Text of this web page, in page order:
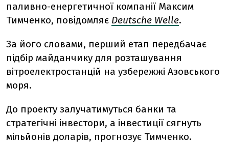
паливно-енергетичної компанії Максим
Тимченко, повідомляє Deutsche Welle.
За його словами, перший етап передбачає
підбір майданчику для розташування
вітроелектростанцій на узбережжі Азовського
моря.
До проекту залучатимуться банки та
стратегічні інвестори, а інвестиції сягнуть
мільйонів доларів, прогнозує Тимченко.